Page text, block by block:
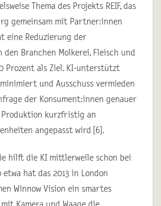
Thema des Projekts REIF, das
gemeinsam mit Partner:innen
eine Reduzierung der
den Branchen Molkerei, Fleisch und
Prozent als Ziel. KI-unterstützt
und Ausschuss vermieden
der Konsument:innen genauer
kurzfristig an
angepasst wird [6].
hilft die KI mittlerweile schon bei
hat das 2013 in London
Winnow Vision ein smartes